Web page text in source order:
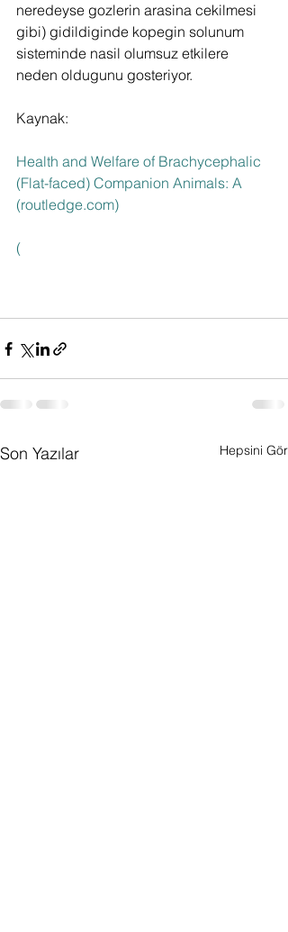
neredeyse gozlerin arasina cekilmesi
gibi) gidildiginde kopegin solunum
sisteminde nasil olumsuz etkilere
neden oldugunu gosteriyor.
Kaynak:
Health and Welfare of Brachycephalic
(Flat-faced) Companion Animals: A
(routledge.com)
(
Son Yazılar Hepsini Gör